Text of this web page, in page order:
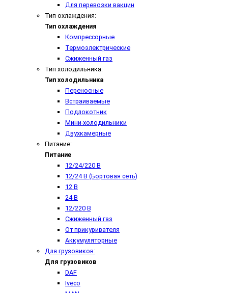
Для перевозки вакцин
Тип охлаждения:
Тип охлаждения
Компрессорные
Термоэлектрические
Сжиженный газ
Тип холодильника:
Тип холодильника
Переносные
Встраиваемые
Подлокотник
Мини-холодильники
Двухкамерные
Питание:
Питание
12/24/220 В
12/24 В (Бортовая сеть)
12 В
24 В
12/220 В
Сжиженный газ
От прикуривателя
Аккумуляторные
Для грузовиков:
Для грузовиков
DAF
Iveco